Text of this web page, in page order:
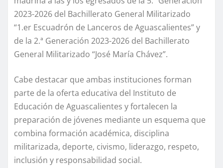
2023-2026 del Bachillerato General Militarizado
“1.er Escuadrón de Lanceros de Aguascalientes” y
de la 2.ª Generación 2023-2026 del Bachillerato
General Militarizado “José María Chávez”.
Cabe destacar que ambas instituciones forman
parte de la oferta educativa del Instituto de
Educación de Aguascalientes y fortalecen la
preparación de jóvenes mediante un esquema que
combina formación académica, disciplina
militarizada, deporte, civismo, liderazgo, respeto,
inclusión y responsabilidad social.